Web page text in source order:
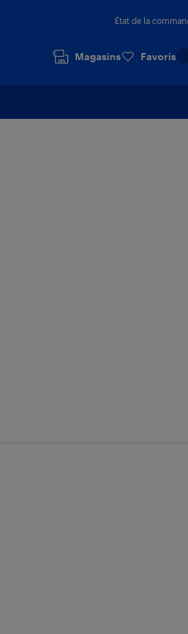
État de la
Magasins Favoris